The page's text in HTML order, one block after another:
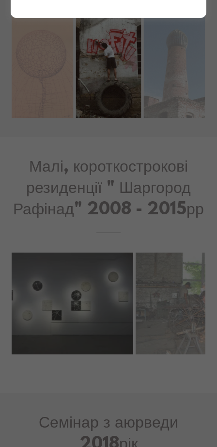
Малі, короткострокові
резиденції " Шаргород
Рафінад" 2008 - 2015рр
Семінар з аюрведи